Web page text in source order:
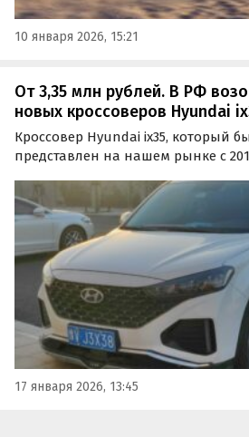
10 января 2026, 15:21
От 3,35 млн рублей. В РФ
новых кроссоверов Hyundai
Кроссовер Hyundai ix35, который
представлен на нашем рынке с
«Автоновости дня» обнаружили в
мультибрендовом автосалоне в
них просят по…
17 января 2026, 13:45